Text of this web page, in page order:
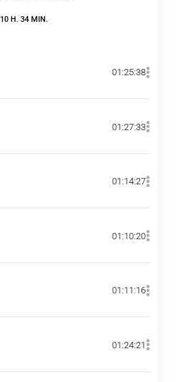
10 H. 34 MIN.
01:25:38
01:27:33
01:14:27
01:10:20
01:11:16
01:24:21